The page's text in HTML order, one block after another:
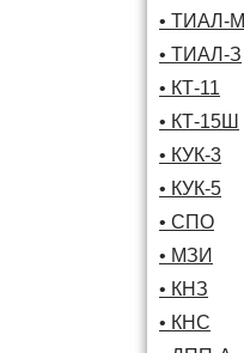
• ТИАЛ-М
• ТИАЛ-З
• КТ-11
• КТ-15Ш
• КУК-3
• КУК-5
• СПО
• МЗИ
• КНЗ
• КНС